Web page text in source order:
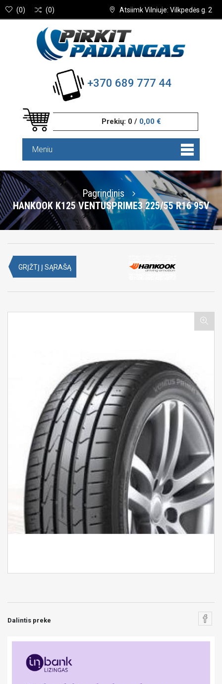
Atsiimk Vilniuje: Vilkpedės g. 2
(0) (0)
+370 689 777 44
Prekių: 0 / 0,00 €
Meniu
Pagrindinis
HANKOOK K125 VENTUSPRIME3 225/55 R16 95V
GRĮŽTĮ Į SĄRAŠĄ
Dalintis preke